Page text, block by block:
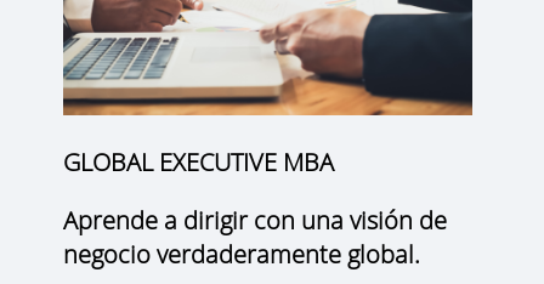
GLOBAL EXECUTIVE MBA
Aprende a dirigir con una visión de
negocio verdaderamente global.